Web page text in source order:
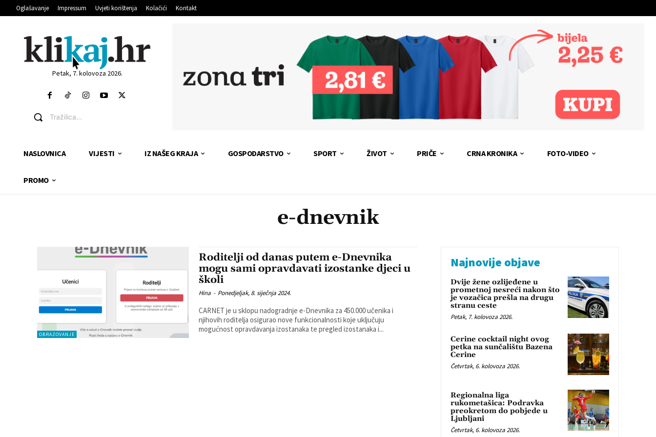
Oglašavanje Impressum Uvjeti korištenja Kolačići Kontakt
Petak, 7. kolovoza 2026.
Tražilica...
NASLOVNICA VIJESTI IZ NAŠEG KRAJA GOSPODARSTVO SPORT ŽIVOT PRIČE CRNA KRONIKA FOTO-VIDEO
PROMO
e-dnevnik
OBRAZOVANJE
Roditelji od danas putem e-Dnevnika
mogu sami opravdavati izostanke djeci u
školi
Hina - Ponedjeljak, 8. siječnja 2024.
CARNET je u sklopu nadogradnje e-Dnevnika za 450.000 učenika i
njihovih roditelja osigurao nove funkcionalnosti koje uključuju
mogućnost opravdavanja izostanaka te pregled izostanaka i...
Najnovije objave
Dvije žene ozlijeđene u
prometnoj nesreći nakon što
je vozačica prešla na drugu
stranu ceste
Petak, 7. kolovoza 2026.
Cerine cocktail night ovog
petka na sunčalištu Bazena
Cerine
Četvrtak, 6. kolovoza 2026.
Regionalna liga
rukometašica: Podravka
preokretom do pobjede u
Ljubljani
Četvrtak, 6. kolovoza 2026.